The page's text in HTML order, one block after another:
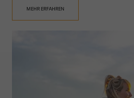
MEHR ERFAHREN